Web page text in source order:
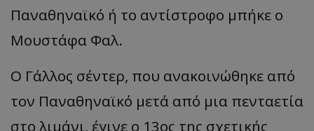
Παναθηναϊκό ή το αντίστροφο μπήκε ο
Μουστάφα Φαλ.
Ο Γάλλος σέντερ, που ανακοινώθηκε από
τον Παναθηναϊκό μετά από μια πενταετία
στο λιμάνι, έγινε ο 13ος της σχετικής